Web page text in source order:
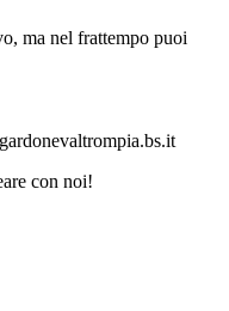
ma nel frattempo puoi
con noi!